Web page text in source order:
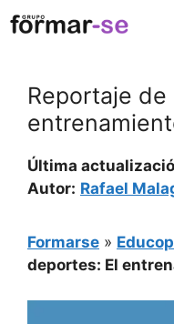
Saltar
al
Reportaje
Última
Autor: Rafael
Formarse »
deportes: El